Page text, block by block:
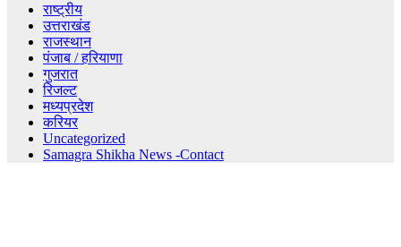
राष्ट्रीय
उत्तराखंड
राजस्थान
पंजाब / हरियाणा
गुजरात
रिजल्ट
मध्यप्रदेश
करियर
Uncategorized
Samagra Shikha News -Contact